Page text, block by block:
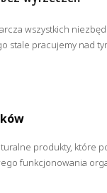
wszystkich
pracujemy nad
produkty,
funkcjonowania